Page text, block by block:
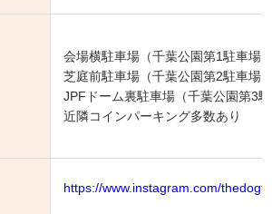
会場横駐車場（千葉公園第1駐車場
芝庭前駐車場（千葉公園第2駐車場
JPFドーム裏駐車場（千葉公園第3
近隣コインパーキング多数あり
https://www.instagram.com/